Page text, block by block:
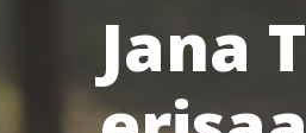
Jana